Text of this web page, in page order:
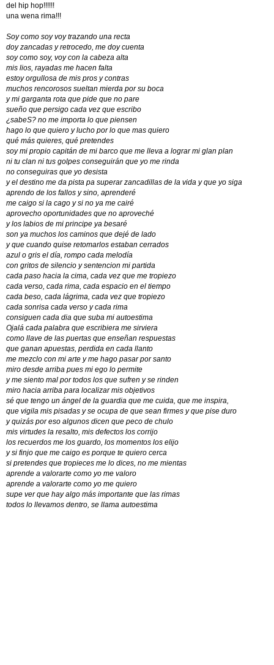
del hip hop!!!!!!
una wena rima!!!
Soy como soy voy trazando una recta
doy zancadas y retrocedo, me doy cuenta
soy como soy, voy con la cabeza alta
mis lios, rayadas me hacen falta
estoy orgullosa de mis pros y contras
muchos rencorosos sueltan mierda por su boca
y mi garganta rota que pide que no pare
sueño que persigo cada vez que escribo
¿sabeS? no me importa lo que piensen
hago lo que quiero y lucho por lo que mas quiero
qué más quieres, qué pretendes
soy mi propio capitán de mi barco que me lleva a lograr mi glan plan
ni tu clan ni tus golpes conseguirán que yo me rinda
no conseguiras que yo desista
y el destino me da pista pa superar zancadillas de la vida y que yo siga
aprendo de los fallos y sino, aprenderé
me caigo si la cago y si no ya me cairé
aprovecho oportunidades que no aproveché
y los labios de mi principe ya besaré
son ya muchos los caminos que dejé de lado
y que cuando quise retomarlos estaban cerrados
azul o gris el día, rompo cada melodía
con gritos de silencio y sentencion mi partida
cada paso hacia la cima, cada vez que me tropiezo
cada verso, cada rima, cada espacio en el tiempo
cada beso, cada lágrima, cada vez que tropiezo
cada sonrisa cada verso y cada rima
consiguen cada dia que suba mi autoestima
Ojalá cada palabra que escribiera me sirviera
como llave de las puertas que enseñan respuestas
que ganan apuestas, perdida en cada llanto
me mezclo con mi arte y me hago pasar por santo
miro desde arriba pues mi ego lo permite
y me siento mal por todos los que sufren y se rinden
miro hacia arriba para localizar mis objetivos
sé que tengo un ángel de la guardia que me cuida, que me inspira,
que vigila mis pisadas y se ocupa de que sean firmes y que pise duro
y quizás por eso algunos dicen que peco de chulo
mis virtudes la resalto, mis defectos los corrijo
los recuerdos me los guardo, los momentos los elijo
y si finjo que me caigo es porque te quiero cerca
si pretendes que tropieces me lo dices, no me mientas
aprende a valorarte como yo me valoro
aprende a valorarte como yo me quiero
supe ver que hay algo más importante que las rimas
todos lo llevamos dentro, se llama autoestima